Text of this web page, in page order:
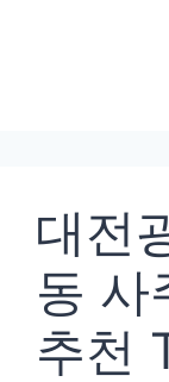
대전
동 사
추천